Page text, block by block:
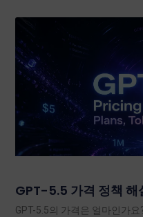
GPT-5.5 가격 정책 해
GPT-5.5의 가격은 얼마인가